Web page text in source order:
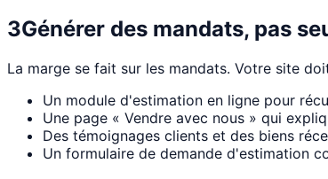
3Générer des mandats, pas
La marge se fait sur les mandats. Votre site
Un module d'estimation en ligne pour
Une page « Vendre avec nous » qui
Des témoignages clients et des biens
Un formulaire de demande d'estimation